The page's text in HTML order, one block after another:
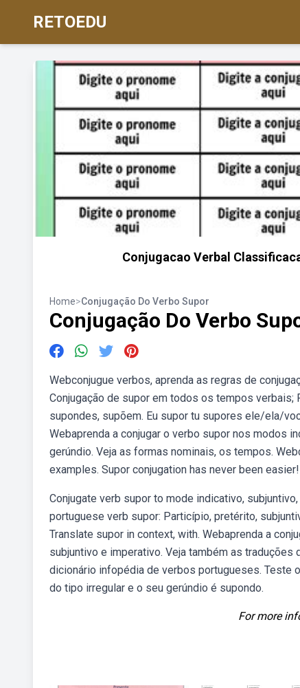
RETOEDU
Conjugacao Verbal
Home>Conjugação Do Verbo Supor
Conjugação Do Verbo
Webconjugue verbos, aprenda as regras de
Conjugação de supor em todos os tempos
supondes, supõem. Eu supor tu supores ele/ela/
Webaprenda a conjugar o verbo supor nos modos
gerúndio. Veja as formas nominais, os tempos.
examples. Supor conjugation has never been
Conjugate verb supor to mode indicativo,
portuguese verb supor: Particípio, pretérito,
Translate supor in context, with. Webaprenda a
subjuntivo e imperativo. Veja também as
dicionário infopédia de verbos portugueses. Teste
do tipo irregular e o seu gerúndio é supondo.
For more